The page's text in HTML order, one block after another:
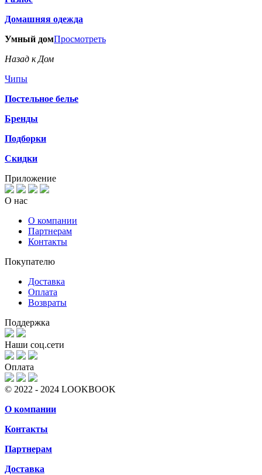
Домашняя одежда
Умный домПросмотреть
Назад к Дом
Чипы
Постельное белье
Бренды
Подборки
Скидки
Приложение
О нас
О компании
Партнерам
Контакты
Покупателю
Доставка
Оплата
Возвраты
Поддержка
Наши соц.сети
Оплата
© 2022 - 2024 LOOKBOOK
О компании
Контакты
Партнерам
Доставка